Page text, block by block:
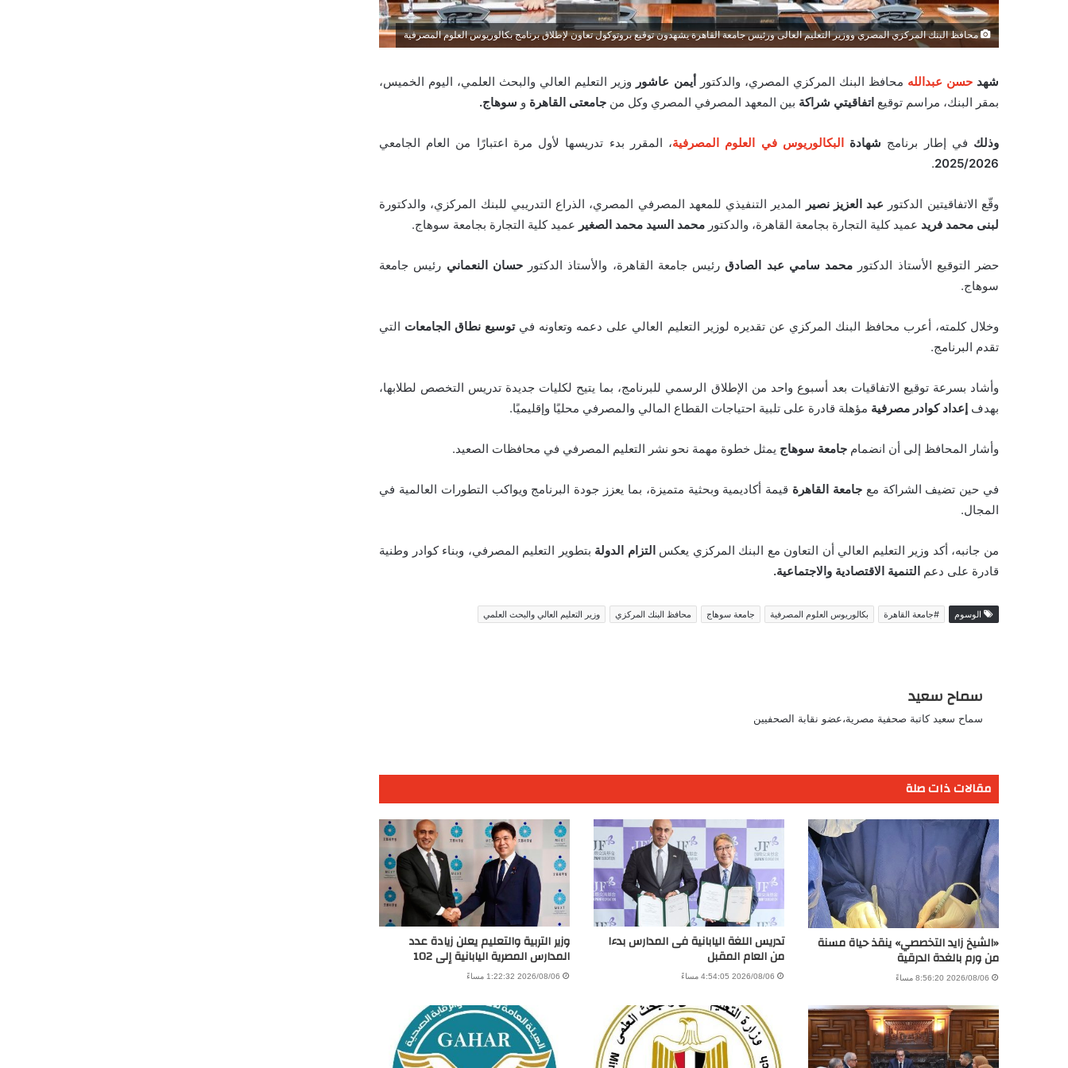
محافظ البنك المركزي المصري ووزير التعليم العالى ورئيس جامعة القاهرة يشهدون توقيع بروتوكول تعاون لإطلاق برنامج بكالوريوس العلوم المصرفية
شهدحسن عبدالله محافظ البنك المركزي المصري، والدكتورأيمن عاشور وزير التعليم العالي والبحث العلمي، اليوم الخميس،
بمقر البنك، مراسم توقيع اتفاقيتي شراكة بين المعهد المصرفي المصري وكل من جامعتى القاهرة و سوهاج.
وذلك في إطار برنامج شهادةالبكالوريوس في العلوم المصرفية، المقرر بدء تدريسها لأول مرة اعتبارًا من العام الجامعي
2025/2026
.
وقّع الاتفاقيتين الدكتور عبد العزيز نصير المدير التنفيذي للمعهد المصرفي المصري، الذراع التدريبي للبنك المركزي، والدكتورة
لبنى محمد فريد عميد كلية التجارة بجامعة القاهرة، والدكتور محمد السيد محمد الصغير عميد كلية التجارة بجامعة سوهاج.
حضر التوقيع الأستاذ الدكتور محمد سامي عبد الصادقرئيس جامعة القاهرة، والأستاذ الدكتورحسان النعماني رئيس جامعة
سوهاج.
وخلال كلمته، أعرب محافظ البنك المركزي عن تقديره لوزير التعليم العالي على دعمه وتعاونه فيتوسيع نطاق الجامعات التي
تقدم البرنامج.
وأشاد بسرعة توقيع الاتفاقيات بعد أسبوع واحد من الإطلاق الرسمي للبرنامج، بما يتيح لكليات جديدة تدريس التخصص لطلابها،
بهدف إعداد كوادر مصرفية مؤهلة قادرة على تلبية احتياجات القطاع المالي والمصرفي محليًا وإقليميًا.
وأشار المحافظ إلى أن انضمام جامعة سوهاج يمثل خطوة مهمة نحو نشر التعليم المصرفي في محافظات الصعيد.
في حين تضيف الشراكة معجامعة القاهرة قيمة أكاديمية وبحثية متميزة، بما يعزز جودة البرنامج ويواكب التطورات العالمية في
المجال.
من جانبه، أكد وزير التعليم العالي أن التعاون مع البنك المركزي يعكسالتزام الدولة بتطوير التعليم المصرفي، وبناء كوادر وطنية
قادرة على دعم التنمية الاقتصادية والاجتماعية.
الوسوم #جامعة القاهرة بكالوريوس العلوم المصرفية جامعة سوهاج محافظ البنك المركزي وزير التعليم العالي والبحث العلمي
سماح سعيد
سماح سعيد كاتبة صحفية مصرية،عضو نقابة الصحفيين
مقالات ذات صلة
«الشيخ زايد التخصصي» ينقذ حياة مسنة
من ورم بالغدة الدرقية
2026/08/06 8:56:20 مساءً
تدريس اللغة اليابانية فى المدارس بدءا
من العام المقبل
2026/08/06 4:54:05 مساءً
وزير التربية والتعليم يعلن زيادة عدد
المدارس المصرية اليابانية إلى 102
2026/08/06 1:22:32 مساءً